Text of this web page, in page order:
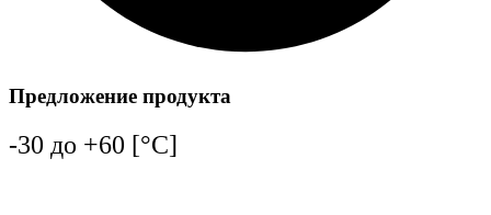
Предложение продукта
-30 до +60 [°C]